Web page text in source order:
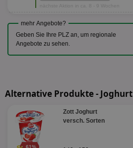
nächste Aktion in ca. 8 - 9 Wochen
mehr Angebote?
Geben Sie Ihre PLZ an, um regionale
Angebote zu sehen.
Alternative Produkte - Joghurt
61%
Zott Joghurt
versch. Sorten